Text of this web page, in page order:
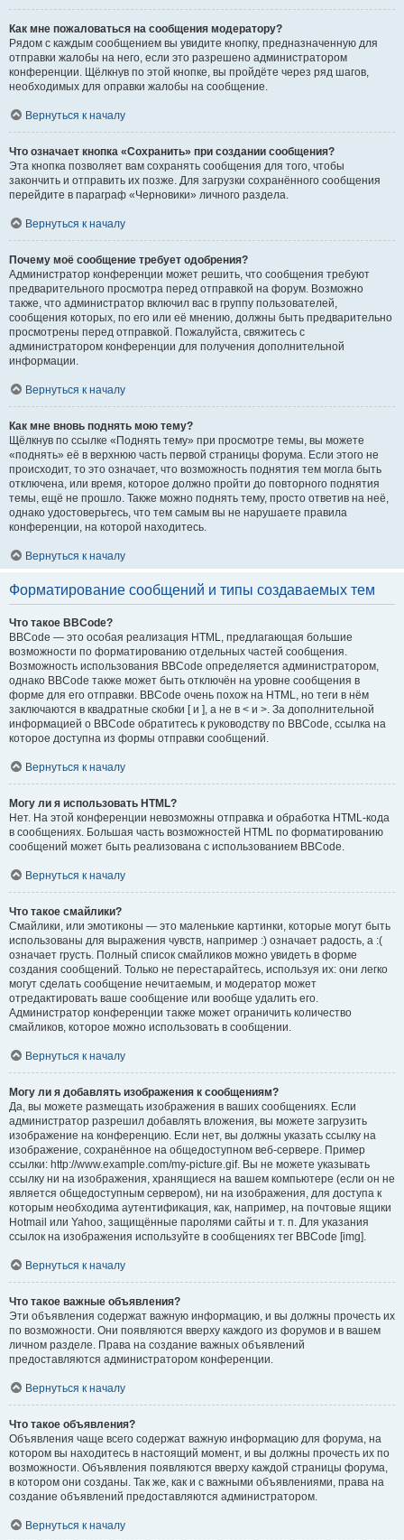
Как мне пожаловаться на сообщения модератору?
Рядом с каждым сообщением вы увидите кнопку, предназначенную для
отправки жалобы на него, если это разрешено администратором
конференции. Щёлкнув по этой кнопке, вы пройдёте через ряд шагов,
необходимых для оправки жалобы на сообщение.
Вернуться к началу
Что означает кнопка «Сохранить» при создании сообщения?
Эта кнопка позволяет вам сохранять сообщения для того, чтобы
закончить и отправить их позже. Для загрузки сохранённого сообщения
перейдите в параграф «Черновики» личного раздела.
Вернуться к началу
Почему моё сообщение требует одобрения?
Администратор конференции может решить, что сообщения требуют
предварительного просмотра перед отправкой на форум. Возможно
также, что администратор включил вас в группу пользователей,
сообщения которых, по его или её мнению, должны быть предварительно
просмотрены перед отправкой. Пожалуйста, свяжитесь с
администратором конференции для получения дополнительной
информации.
Вернуться к началу
Как мне вновь поднять мою тему?
Щёлкнув по ссылке «Поднять тему» при просмотре темы, вы можете
«поднять» её в верхнюю часть первой страницы форума. Если этого не
происходит, то это означает, что возможность поднятия тем могла быть
отключена, или время, которое должно пройти до повторного поднятия
темы, ещё не прошло. Также можно поднять тему, просто ответив на неё,
однако удостоверьтесь, что тем самым вы не нарушаете правила
конференции, на которой находитесь.
Вернуться к началу
Форматирование сообщений и типы создаваемых тем
Что такое BBCode?
BBCode — это особая реализация HTML, предлагающая большие
возможности по форматированию отдельных частей сообщения.
Возможность использования BBCode определяется администратором,
однако BBCode также может быть отключён на уровне сообщения в
форме для его отправки. BBCode очень похож на HTML, но теги в нём
заключаются в квадратные скобки [ и ], а не в < и >. За дополнительной
информацией о BBCode обратитесь к руководству по BBCode, ссылка на
которое доступна из формы отправки сообщений.
Вернуться к началу
Могу ли я использовать HTML?
Нет. На этой конференции невозможны отправка и обработка HTML-кода
в сообщениях. Большая часть возможностей HTML по форматированию
сообщений может быть реализована с использованием BBCode.
Вернуться к началу
Что такое смайлики?
Смайлики, или эмотиконы — это маленькие картинки, которые могут быть
использованы для выражения чувств, например :) означает радость, а :(
означает грусть. Полный список смайликов можно увидеть в форме
создания сообщений. Только не перестарайтесь, используя их: они легко
могут сделать сообщение нечитаемым, и модератор может
отредактировать ваше сообщение или вообще удалить его.
Администратор конференции также может ограничить количество
смайликов, которое можно использовать в сообщении.
Вернуться к началу
Могу ли я добавлять изображения к сообщениям?
Да, вы можете размещать изображения в ваших сообщениях. Если
администратор разрешил добавлять вложения, вы можете загрузить
изображение на конференцию. Если нет, вы должны указать ссылку на
изображение, сохранённое на общедоступном веб-сервере. Пример
ссылки: http://www.example.com/my-picture.gif. Вы не можете указывать
ссылку ни на изображения, хранящиеся на вашем компьютере (если он не
является общедоступным сервером), ни на изображения, для доступа к
которым необходима аутентификация, как, например, на почтовые ящики
Hotmail или Yahoo, защищённые паролями сайты и т. п. Для указания
ссылок на изображения используйте в сообщениях тег BBCode [img].
Вернуться к началу
Что такое важные объявления?
Эти объявления содержат важную информацию, и вы должны прочесть их
по возможности. Они появляются вверху каждого из форумов и в вашем
личном разделе. Права на создание важных объявлений
предоставляются администратором конференции.
Вернуться к началу
Что такое объявления?
Объявления чаще всего содержат важную информацию для форума, на
котором вы находитесь в настоящий момент, и вы должны прочесть их по
возможности. Объявления появляются вверху каждой страницы форума,
в котором они созданы. Так же, как и с важными объявлениями, права на
создание объявлений предоставляются администратором.
Вернуться к началу